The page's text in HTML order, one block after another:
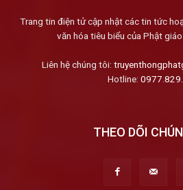
Trang tin điện tử cập nhật các tin tức
văn hóa tiêu biểu của Phật giáo
Liên hệ chúng tôi:
Hotline:
THEO DÕI